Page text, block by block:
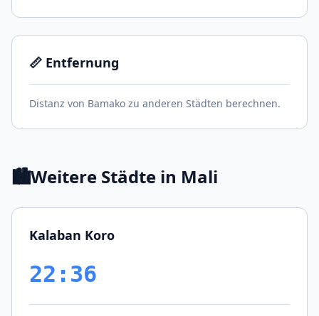
📏 Entfernung
Distanz von Bamako zu anderen Städten berechnen.
🏙️Weitere Städte in Mali
Kalaban Koro
22:36